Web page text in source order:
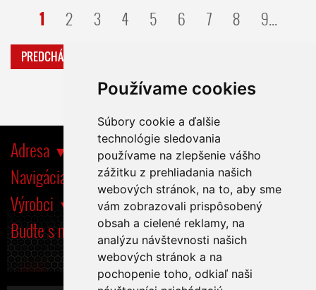
Používame cookies
Súbory cookie a ďalšie
technológie sledovania
používame na zlepšenie vášho
zážitku z prehliadania našich
webových stránok, na to, aby sme
vám zobrazovali prispôsobený
obsah a cielené reklamy, na
analýzu návštevnosti našich
webových stránok a na
pochopenie toho, odkiaľ naši
PREDCHÁDZAJÚCA
1 2 3 4 5 6 7 8 9...
Adresa
Navigácia
Výrobci
Buďte s nami tiež na